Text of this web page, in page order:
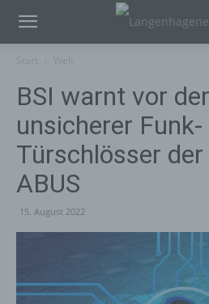
BSI warnt vor
unsicherer Funk-
Türschlösser
ABUS
15. August 2022